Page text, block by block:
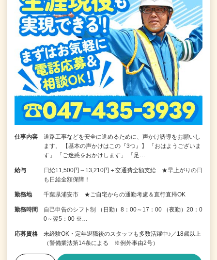
仕事内容
道路工事などを安全に進めるために、声かけ誘導をお願いし
ます。 【基本の声かけはこの『3つ』】 「おはようございま
す」 「ご迷惑をおかけします」 「足…
給与
日給11,500円～13,210円＋交通費全額支給 ★早上がりの日
も日給全額保障！
勤務地 千葉県浦安市 ★ご自宅からの通勤考慮＆直行直帰OK
勤務時間
自己申告のシフト制 （日勤）8：00～17：00 （夜勤）20：0
0～翌5：00 ※…
応募資格
未経験OK・定年退職後のスタッフも多数活躍中♪／18歳以上
（警備業法第14条による ※例外事由2号）